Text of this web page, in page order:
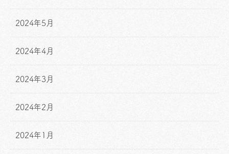
2024年5月
2024年4月
2024年3月
2024年2月
2024年1月